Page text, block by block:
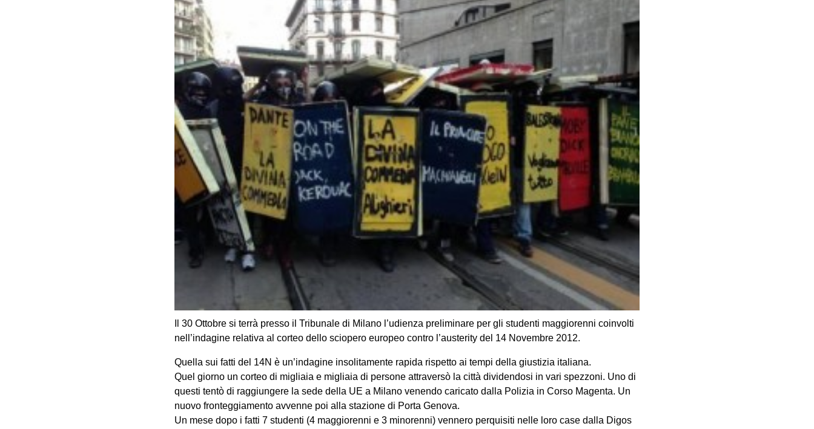
Il 30 Ottobre si terrà presso il Tribunale di Milano l’udienza preliminare per gli studenti maggiorenni coinvolti
nell’indagine relativa al corteo dello sciopero europeo contro l’austerity del 14 Novembre 2012.
Quella sui fatti del 14N è un’indagine insolitamente rapida rispetto ai tempi della giustizia italiana.
Quel giorno un corteo di migliaia e migliaia di persone attraversò la città dividendosi in vari spezzoni. Uno di
questi tentò di raggiungere la sede della UE a Milano venendo caricato dalla Polizia in Corso Magenta. Un
nuovo fronteggiamento avvenne poi alla stazione di Porta Genova.
Un mese dopo i fatti 7 studenti (4 maggiorenni e 3 minorenni) vennero perquisiti nelle loro case dalla Digos